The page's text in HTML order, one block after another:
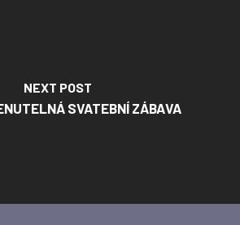
NEXT POST
SVATEBNÍ ZÁBAVA